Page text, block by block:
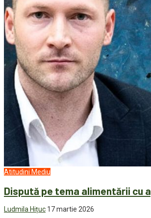
Atitudini Mediu
Dispută pe tema alimentării cu
Ludmila Hițuc 17 martie 2026